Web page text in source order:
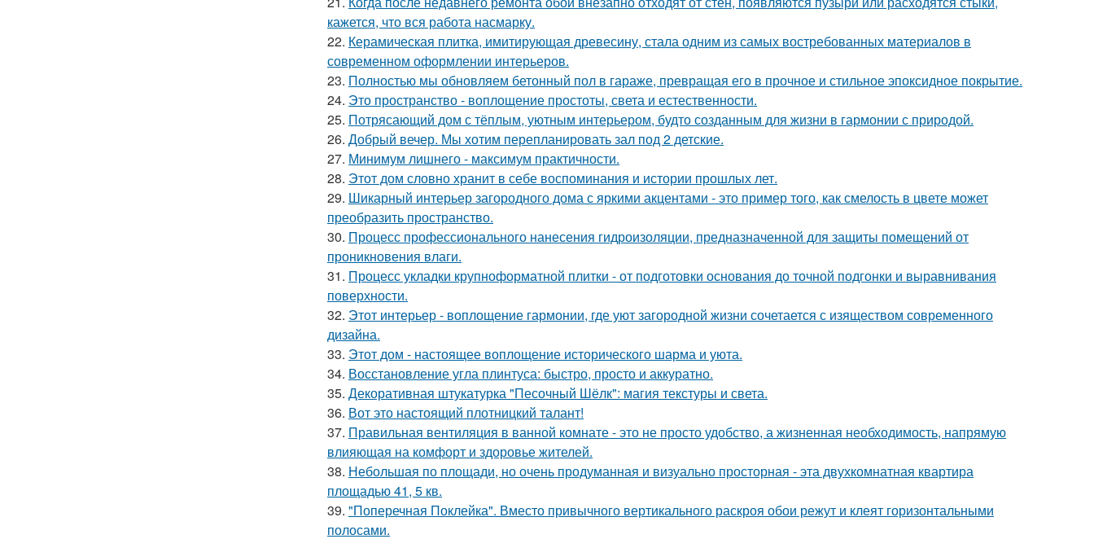
кажется, что вся работа насмарку.
22. Керамическая плитка, имитирующая древесину, стала одним из самых востребованных материалов в
современном оформлении интерьеров.
23. Полностью мы обновляем бетонный пол в гараже, превращая его в прочное и стильное эпоксидное покрытие.
24. Это пространство - воплощение простоты, света и естественности.
25. Потрясающий дом с тёплым, уютным интерьером, будто созданным для жизни в гармонии с природой.
26. Добрый вечер. Мы хотим перепланировать зал под 2 детские.
27. Минимум лишнего - максимум практичности.
28. Этот дом словно хранит в себе воспоминания и истории прошлых лет.
29. Шикарный интерьер загородного дома с яркими акцентами - это пример того, как смелость в цвете может
преобразить пространство.
30. Процесс профессионального нанесения гидроизоляции, предназначенной для защиты помещений от
проникновения влаги.
31. Процесс укладки крупноформатной плитки - от подготовки основания до точной подгонки и выравнивания
поверхности.
32. Этот интерьер - воплощение гармонии, где уют загородной жизни сочетается с изяществом современного
дизайна.
33. Этот дом - настоящее воплощение исторического шарма и уюта.
34. Восстановление угла плинтуса: быстро, просто и аккуратно.
35. Декоративная штукатурка "Песочный Шёлк": магия текстуры и света.
36. Вот это настоящий плотницкий талант!
37. Правильная вентиляция в ванной комнате - это не просто удобство, а жизненная необходимость, напрямую
влияющая на комфорт и здоровье жителей.
38. Небольшая по площади, но очень продуманная и визуально просторная - эта двухкомнатная квартира
площадью 41, 5 кв.
39. "Поперечная Поклейка". Вместо привычного вертикального раскроя обои режут и клеят горизонтальными
полосами.